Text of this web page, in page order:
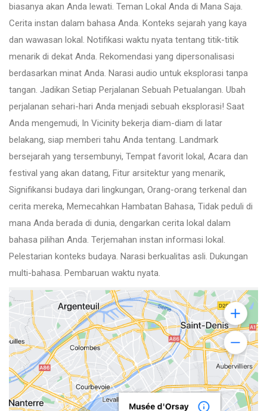
biasanya akan Anda lewati. Teman Lokal Anda di Mana Saja.
Cerita instan dalam bahasa Anda. Konteks sejarah yang kaya
dan wawasan lokal. Notifikasi waktu nyata tentang titik-titik
menarik di dekat Anda. Rekomendasi yang dipersonalisasi
berdasarkan minat Anda. Narasi audio untuk eksplorasi tanpa
tangan. Jadikan Setiap Perjalanan Sebuah Petualangan. Ubah
perjalanan sehari-hari Anda menjadi sebuah eksplorasi! Saat
Anda mengemudi, In Vicinity bekerja diam-diam di latar
belakang, siap memberi tahu Anda tentang. Landmark
bersejarah yang tersembunyi, Tempat favorit lokal, Acara dan
festival yang akan datang, Fitur arsitektur yang menarik,
Signifikansi budaya dari lingkungan, Orang-orang terkenal dan
cerita mereka, Memecahkan Hambatan Bahasa, Tidak peduli di
mana Anda berada di dunia, dengarkan cerita lokal dalam
bahasa pilihan Anda. Terjemahan instan informasi lokal.
Pelestarian konteks budaya. Narasi berkualitas asli. Dukungan
multi-bahasa. Pembaruan waktu nyata.